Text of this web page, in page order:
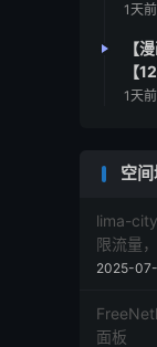
1天前
【
【
1天前
空
lima-
限流量
2025-
面板